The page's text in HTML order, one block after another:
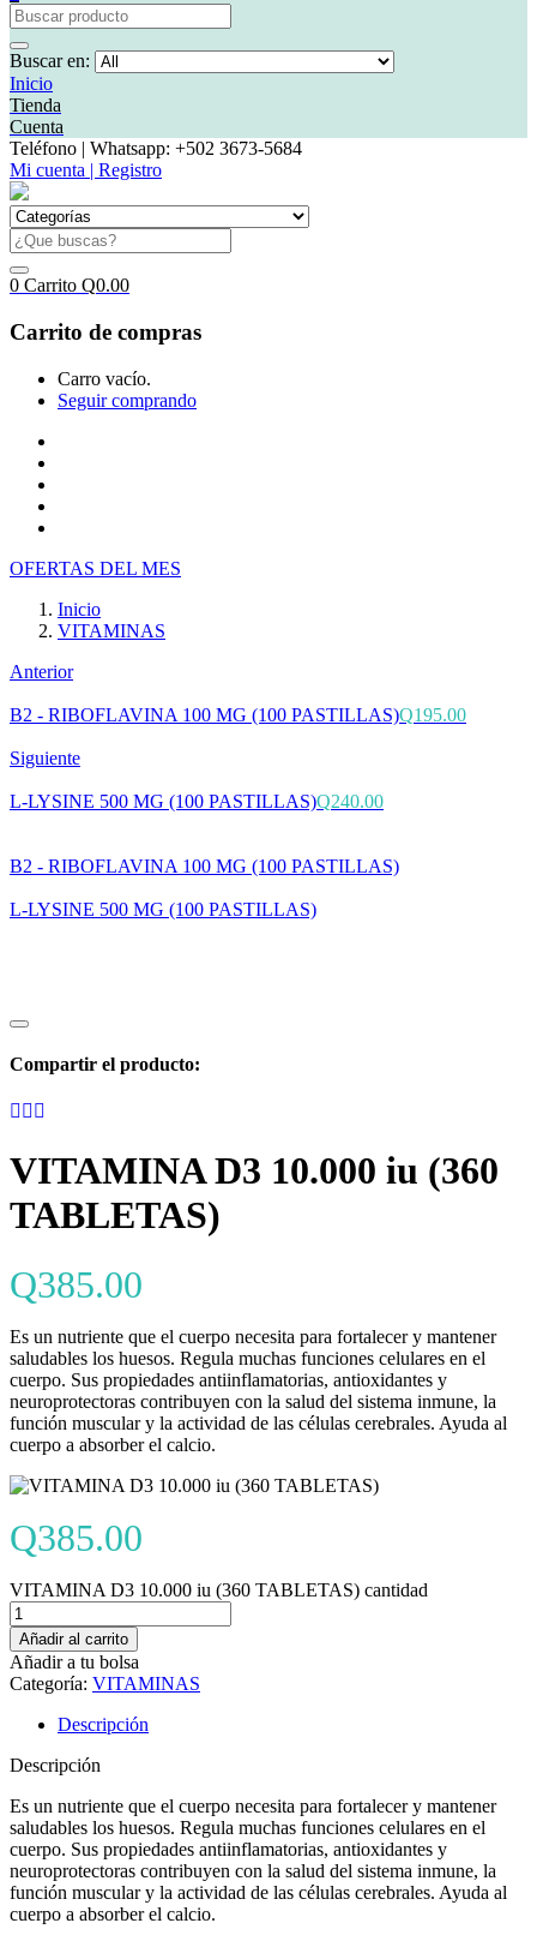
Buscar en:
Inicio
Tienda
Cuenta
Teléfono | Whatsapp: +502 3673-5684
Mi cuenta | Registro
0 Carrito Q0.00
Carrito de compras
Carro vacío.
Seguir comprando
OFERTAS DEL MES
Inicio
VITAMINAS
Anterior
B2 - RIBOFLAVINA 100 MG (100 PASTILLAS)Q195.00
Siguiente
L-LYSINE 500 MG (100 PASTILLAS)Q240.00
B2 - RIBOFLAVINA 100 MG (100 PASTILLAS)
L-LYSINE 500 MG (100 PASTILLAS)
Compartir el producto:
VITAMINA D3 10.000 iu (360
TABLETAS)
Q385.00
Es un nutriente que el cuerpo necesita para fortalecer y mantener
saludables los huesos. Regula muchas funciones celulares en el
cuerpo. Sus propiedades antiinflamatorias, antioxidantes y
neuroprotectoras contribuyen con la salud del sistema inmune, la
función muscular y la actividad de las células cerebrales. Ayuda al
cuerpo a absorber el calcio.
Q385.00
VITAMINA D3 10.000 iu (360 TABLETAS) cantidad
Añadir al carrito
Añadir a tu bolsa
Categoría: VITAMINAS
Descripción
Descripción
Es un nutriente que el cuerpo necesita para fortalecer y mantener
saludables los huesos. Regula muchas funciones celulares en el
cuerpo. Sus propiedades antiinflamatorias, antioxidantes y
neuroprotectoras contribuyen con la salud del sistema inmune, la
función muscular y la actividad de las células cerebrales. Ayuda al
cuerpo a absorber el calcio.